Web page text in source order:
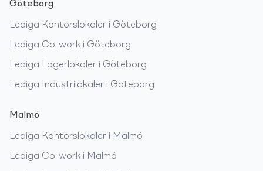
Göteborg
Lediga Kontorslokaler i Göteborg
Lediga Co-work i Göteborg
Lediga Lagerlokaler i Göteborg
Lediga Industrilokaler i Göteborg
Malmö
Lediga Kontorslokaler i Malmö
Lediga Co-work i Malmö